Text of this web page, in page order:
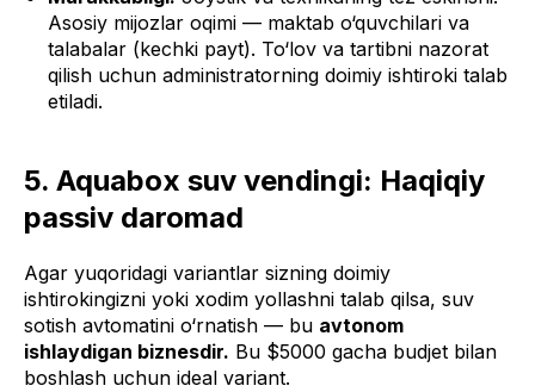
Asosiy mijozlar oqimi — maktab o‘quvchilari va
talabalar (kechki payt). To‘lov va tartibni nazorat
qilish uchun administratorning doimiy ishtiroki talab
etiladi.
5. Aquabox suv vendingi: Haqiqiy
passiv daromad
Agar yuqoridagi variantlar sizning doimiy
ishtirokingizni yoki xodim yollashni talab qilsa, suv
sotish avtomatini o‘rnatish — bu avtonom
ishlaydigan biznesdir. Bu $5000 gacha budjet bilan
boshlash uchun ideal variant.